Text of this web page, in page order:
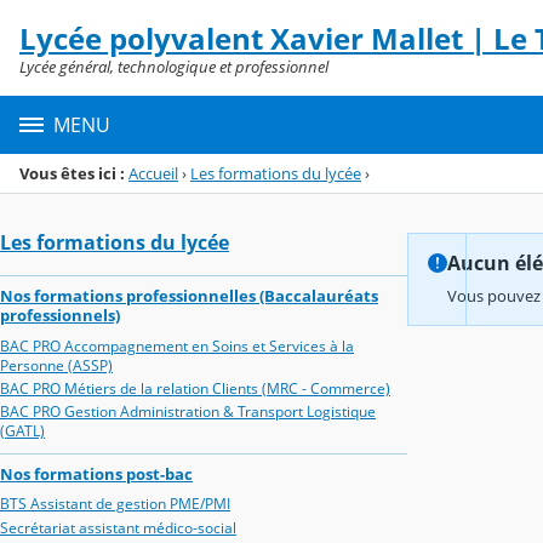
Menu de la rubrique
Contenu
Lycée polyvalent Xavier Mallet | Le
Lycée général, technologique et professionnel
MENU
Vous êtes ici : Accueil› Les formations du lycée›
Les formations du lycée
Nos formations professionnelles (Baccalauréats
professionnels)
BAC PRO Accompagnement en Soins et Services à la
Personne (ASSP)
BAC PRO Métiers de la relation Clients (MRC - Commerce)
BAC PRO Gestion Administration & Transport Logistique
(GATL)
Nos formations post-bac
BTS Assistant de gestion PME/PMI
Secrétariat assistant médico-social
Aucun
Vous